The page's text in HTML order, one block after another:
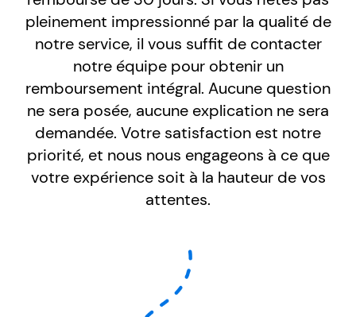
pleinement impressionné par la qualité de
notre service, il vous suffit de contacter
notre équipe pour obtenir un
remboursement intégral. Aucune question
ne sera posée, aucune explication ne sera
demandée. Votre satisfaction est notre
priorité, et nous nous engageons à ce que
votre expérience soit à la hauteur de vos
attentes.